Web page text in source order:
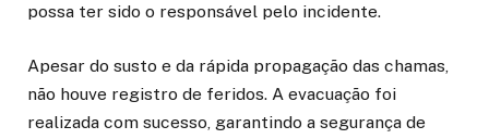
possa ter sido o responsável pelo incidente.
Apesar do susto e da rápida propagação das chamas,
não houve registro de feridos. A evacuação foi
realizada com sucesso, garantindo a segurança de